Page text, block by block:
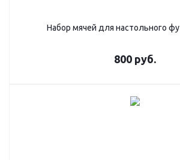
Набор мячей для настольного
800 руб.